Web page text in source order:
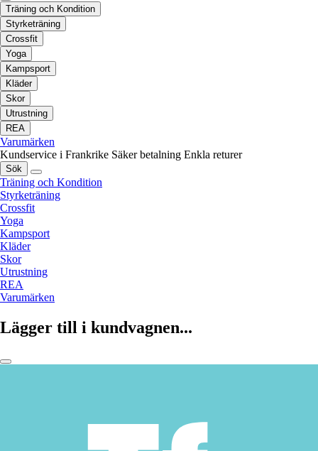
Träning och Kondition
Styrketräning
Crossfit
Yoga
Kampsport
Kläder
Skor
Utrustning
REA
Varumärken
Kundservice i Frankrike Säker betalning Enkla returer
Sök
Träning och Kondition
Styrketräning
Crossfit
Yoga
Kampsport
Kläder
Skor
Utrustning
REA
Varumärken
Lägger till i kundvagnen...